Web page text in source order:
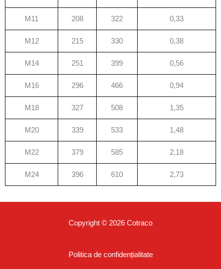
M11 208 322 0,33
M12 215 330 0,38
M14 251 399 0,56
M16 296 466 0,94
M18 327 508 1,35
M20 339 533 1,48
M22 379 585 2,18
M24 396 610 2,73
Copyright © 2026 Cotraco
Politica de confidențialitate